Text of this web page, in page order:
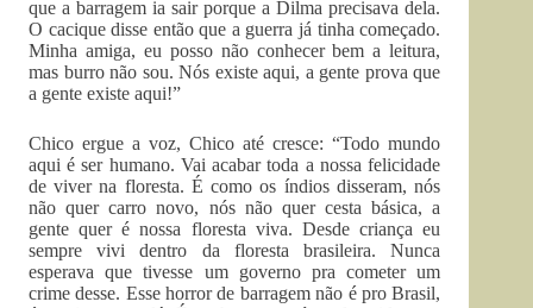
que a barragem ia sair porque a Dilma precisava dela.
O cacique disse então que a guerra já tinha começado.
Minha amiga, eu posso não conhecer bem a leitura,
mas burro não sou. Nós existe aqui, a gente prova que
a gente existe aqui!”
Chico ergue a voz, Chico até cresce: “Todo mundo
aqui é ser humano. Vai acabar toda a nossa felicidade
de viver na floresta. É como os índios disseram, nós
não quer carro novo, nós não quer cesta básica, a
gente quer é nossa floresta viva. Desde criança eu
sempre vivi dentro da floresta brasileira. Nunca
esperava que tivesse um governo pra cometer um
crime desse. Esse horror de barragem não é pro Brasil,